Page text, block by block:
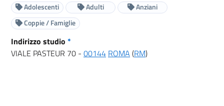
Adolescenti Adulti
Anziani
Coppie / Famiglie
Indirizzo studio *
VIALE PASTEUR 70 - 00144 ROMA (RM)